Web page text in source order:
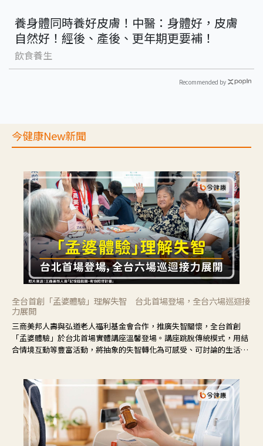
養身體同時養好皮膚！中醫：身體好，皮膚
自然好！經後、產後、更年期更要補！
飲食養生
Recommended by
今健康New新聞
全台首創「孟婆體驗」理解失智 台北首場登場，全台六場巡迴接
力展開
三商美邦人壽與弘道老人福利基金會合作，推廣失智關懷，全台首創
「孟婆體驗」於台北首場實體講座溫馨登場。講座跳脫傳統模式，用結
合情境互動等豐富活動，將抽象的失智轉化為可感受、可討論的生活情